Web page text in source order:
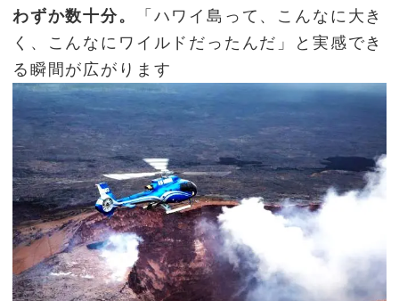
わずか数十分。
「ハワイ島って、こんなに大き
く、こんなにワイルドだったんだ」と実感でき
る瞬間が広がります